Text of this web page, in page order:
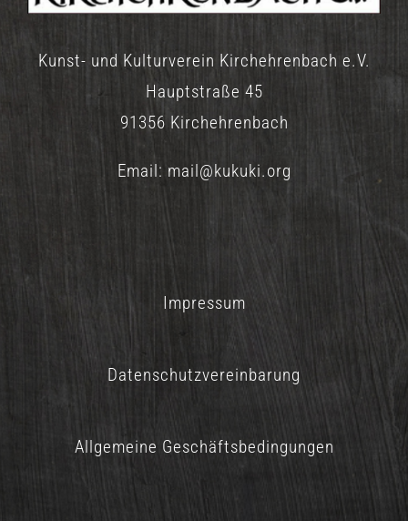
Kunst- und Kulturverein Kirchehrenbach e.V.
Hauptstraße 45
91356 Kirchehrenbach
Email: mail@kukuki.org
Impressum
Datenschutzvereinbarung
Allgemeine Geschäftsbedingungen